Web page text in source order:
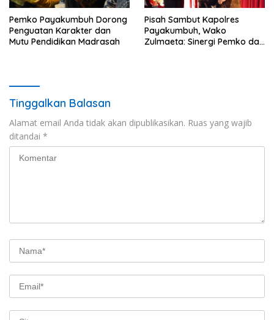
Pemko Payakumbuh Dorong
Penguatan Karakter dan
Mutu Pendidikan Madrasah
Pisah Sambut Kapolres
Payakumbuh, Wako
Zulmaeta: Sinergi Pemko dan
Tinggalkan Balasan
Alamat email Anda tidak akan dipublikasikan. Ruas yang wajib
ditandai *